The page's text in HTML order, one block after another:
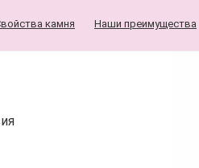
камня Наши преимущества